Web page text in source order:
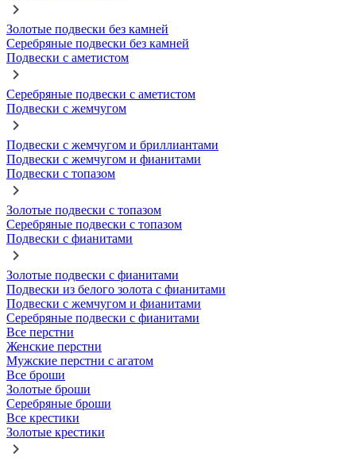
Золотые подвески без камней
Серебряные подвески без камней
Подвески с аметистом
Серебряные подвески с аметистом
Подвески с жемчугом
Подвески с жемчугом и бриллиантами
Подвески с жемчугом и фианитами
Подвески с топазом
Золотые подвески с топазом
Серебряные подвески с топазом
Подвески с фианитами
Золотые подвески с фианитами
Подвески из белого золота с фианитами
Подвески с жемчугом и фианитами
Серебряные подвески с фианитами
Все перстни
Женские перстни
Мужские перстни с агатом
Все броши
Золотые броши
Серебряные броши
Все крестики
Золотые крестики